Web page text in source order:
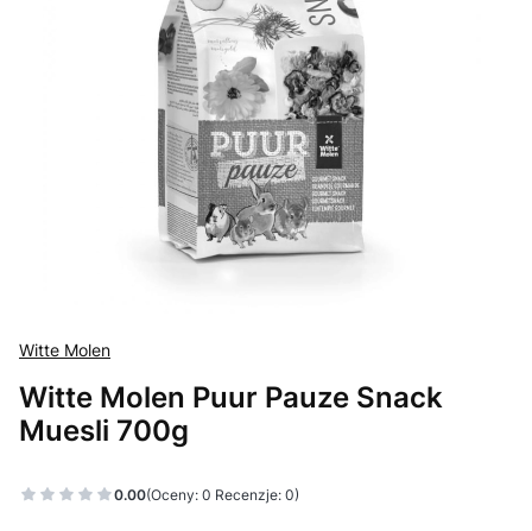
Witte Molen
Witte Molen Puur Pauze Snack
Muesli 700g
0.00(Oceny: 0 Recenzje: 0)